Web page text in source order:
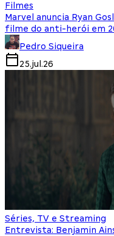
Filmes
Marvel anuncia Ryan
filme do anti-herói em
Pedro Siqueira
25.jul.26
Séries, TV e Streaming
Entrevista: Benjamin